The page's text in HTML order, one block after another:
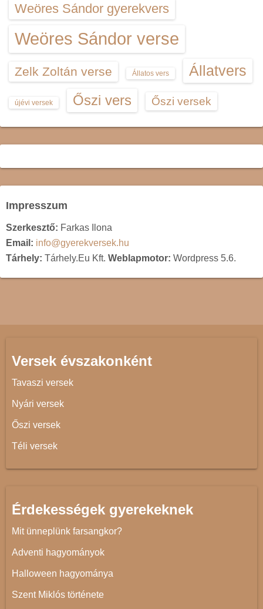
Weöres Sándor gyerekvers
Weöres Sándor verse
Zelk Zoltán verse Állatos vers Állatvers
újévi versek Őszi vers Őszi versek
Impresszum
Szerkesztő: Farkas Ilona
Email: info@gyerekversek.hu
Tárhely: Tárhely.Eu Kft. Weblapmotor: Wordpress 5.6.
Versek évszakonként
Tavaszi versek
Nyári versek
Őszi versek
Téli versek
Érdekességek gyerekeknek
Mit ünneplünk farsangkor?
Adventi hagyományok
Halloween hagyománya
Szent Miklós története